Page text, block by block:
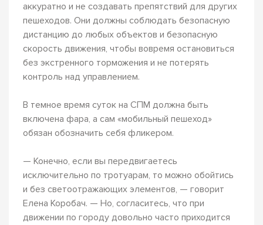
аккуратно и не создавать препятствий для других
пешеходов. Они должны соблюдать безопасную
дистанцию до любых объектов и безопасную
скорость движения, чтобы вовремя остановиться
без экстренного торможения и не потерять
контроль над управлением.
В темное время суток на СПМ должна быть
включена фара, а сам «мобильный пешеход»
обязан обозначить себя фликером.
— Конечно, если вы передвигаетесь
исключительно по тротуарам, то можно обойтись
и без светоотражающих элементов, — говорит
Елена Коробач. — Но, согласитесь, что при
движении по городу довольно часто приходится